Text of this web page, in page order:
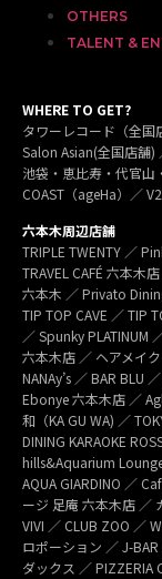
OTHERS
TALENT &
WHERE TO GET?
タワーレコード（全国
Salon Asian(全国店舗)
池袋・恵比寿・代官山
COAST（ageHa）／
六本木周辺店舗
TRIPLE TWENTY ／
TRAVEL CAFÉ 六本木
六本木 ／ Privato
TIP TOP CAVE ／ TIP
／ Spunky PLATINUM
六本木店 ／ ヘアメイ
NANAy’s ／ BAR BLU
Ebonye 六本木店 ／
和（KA GU WA) ／
DINING KARAOKE
hills&Aquarium
AQUA GIARDINO ／
ージ 足庵 六本木店 ／
VIVI ／ CLUB ZOO ／
ロポーション ／ J-
ダックス ／ PIZZERIA